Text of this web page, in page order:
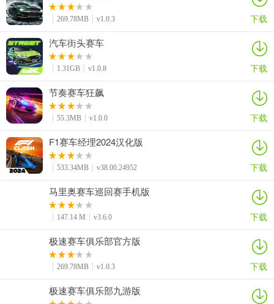
269.78MB v1.0.3 下载
汽车街头赛车
1.31GB v1.0.8 下载
节奏赛车狂飙
55.3MB v1.0.0 下载
F1赛车经理2024汉化版
533.34MB v38.00.24952 下载
马里奥赛车巡回赛手机版
147.14 M v3.6.0 下载
极速赛车俱乐部官方版
269.78MB v1.0.3 下载
极速赛车俱乐部九游版